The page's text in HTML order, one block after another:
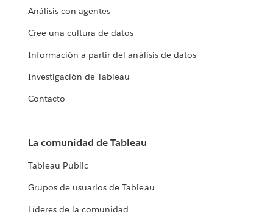
Análisis con agentes
Cree una cultura de datos
Información a partir del análisis de datos
Investigación de Tableau
Contacto
La comunidad de Tableau
Tableau Public
Grupos de usuarios de Tableau
Líderes de la comunidad